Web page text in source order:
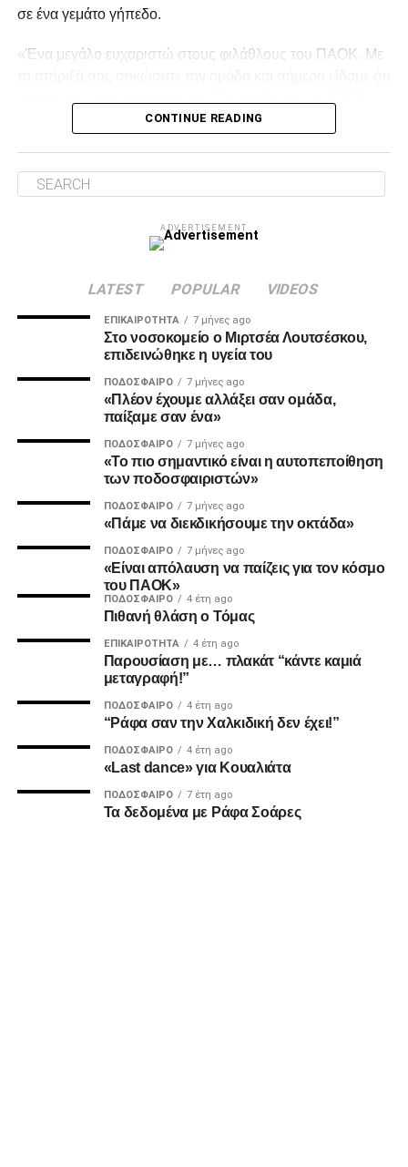
Προμηθέας/Μαρούσι-Άρης
Ολυμπιακός–ΑΕΚ
Τετάρτη 18 Φεβρουαρίου
Hρακλής/Κολοσσός Ρόδου–Μύκονος/Καρδίτσα
ADVERTISEMENT
Πέμπτη 19 Φεβρουαρίου-Ημιτελικοί
Σάββατο 21 Φεβρουαρίου-
Ο δρόμος για τα… προημιτελικά
Αποτελέσματα–Πρόγραμμα
17/1 16.00 Άρης Betsson-Περιστέρι Betsson 93-
28/1 16.00 Ηρακλής–Κολοσσός Ρ. H Hotels
2/2 14.00 Μύκονος Betsson–Καρδίτσα Ιαπωνική
Facebook
Twitter
EmailPinterest
WhatsApp
LinkedIn
Telegram
σε ένα γεμάτο γήπεδο.
«Ένα μεγάλο ευχαριστώ στους φιλάθλους του ΠΑΟΚ. Με
γνωρίζουμε πολύ καλά ό,τι έχουμε τις δυνατότητες να το
Facebook
Twitter Telegram
CONTINUE READING
ADVERTISEMENT
LATEST POPULAR VIDEOS
ΕΠΙΚΑΙΡΌΤΗΤΑ 7 μήνες ago
Στο νοσοκομείο ο Μιρτσέα Λουτσέσκου,
επιδεινώθηκε η υγεία του
ΠΟΔΌΣΦΑΙΡΟ 7 μήνες ago
«Πλέον έχουμε αλλάξει σαν ομάδα,
παίξαμε σαν ένα»
ΠΟΔΌΣΦΑΙΡΟ 7 μήνες ago
«Το πιο σημαντικό είναι η αυτοπεποίθηση
των ποδοσφαιριστών»
ΠΟΔΌΣΦΑΙΡΟ 7 μήνες ago
«Πάμε να διεκδικήσουμε την οκτάδα»
ΠΟΔΌΣΦΑΙΡΟ 7 μήνες ago
«Είναι απόλαυση να παίζεις για τον κόσμο
του ΠΑΟΚ»
ΠΟΔΌΣΦΑΙΡΟ 4 έτη ago
Πιθανή θλάση ο Τόμας
ΕΠΙΚΑΙΡΌΤΗΤΑ 4 έτη ago
Παρουσίαση με… πλακάτ “κάντε καμιά
μεταγραφή!”
ΠΟΔΌΣΦΑΙΡΟ 4 έτη ago
“Ράφα σαν την Χαλκιδική δεν έχει!”
ΠΟΔΌΣΦΑΙΡΟ 4 έτη ago
«Last dance» για Κουαλιάτα
ΠΟΔΌΣΦΑΙΡΟ 7 έτη ago
Τα δεδομένα με Ράφα Σοάρες